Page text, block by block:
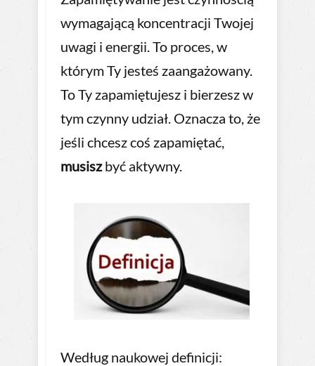
wymagającą koncentracji Twojej
uwagi i energii. To proces, w
którym Ty jesteś zaangażowany.
To Ty zapamiętujesz i bierzesz w
tym czynny udział. Oznacza to, że
jeśli chcesz coś zapamiętać,
musiszbyć aktywny.
Według naukowej definicji: